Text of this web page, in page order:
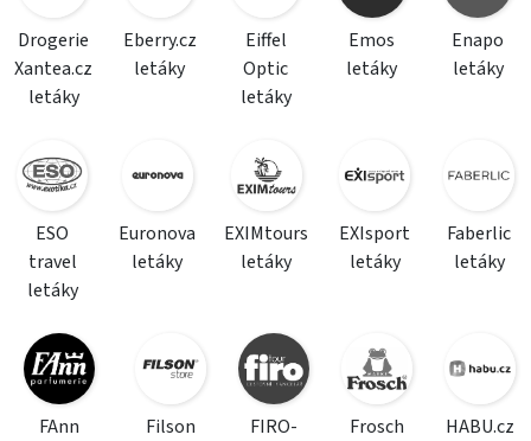
Drogerie
Xantea.cz
letáky
Eberry.cz
letáky
Eiffel
Optic
letáky
Emos
letáky
Enapo
letáky
ESO
travel
letáky
Euronova
letáky
EXIMtours
letáky
EXIsport
letáky
Faberlic
letáky
FAnn
Filson
FIRO-
Frosch
HABU.cz